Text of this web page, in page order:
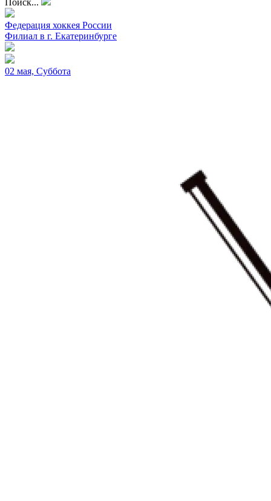
Федерация хоккея России
Филиал в г. Екатеринбурге
02 мая, Суббота